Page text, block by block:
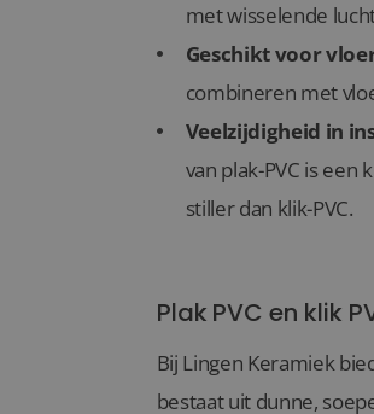
met wisselende
Geschikt voor
combineren met
Veelzijdigheid in
van plak-PVC is een
stiller dan klik-PVC.
Plak PVC en klik
Bij Lingen Keramiek
bestaat uit dunne,